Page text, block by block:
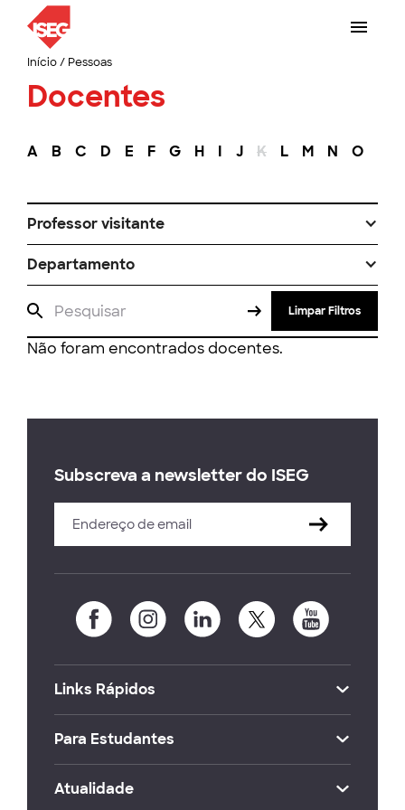
Início/ Pessoas
Docentes
A B C D E F G H I J K L M N O
Professor visitante
Departamento
Limpar Filtros
Não foram encontrados docentes.
Subscreva a newsletter do ISEG
Links Rápidos
Para Estudantes
Atualidade